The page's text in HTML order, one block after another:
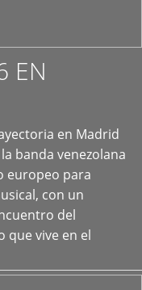
EN
en Madrid
banda venezolana
europeo para
con un
del
que vive en el